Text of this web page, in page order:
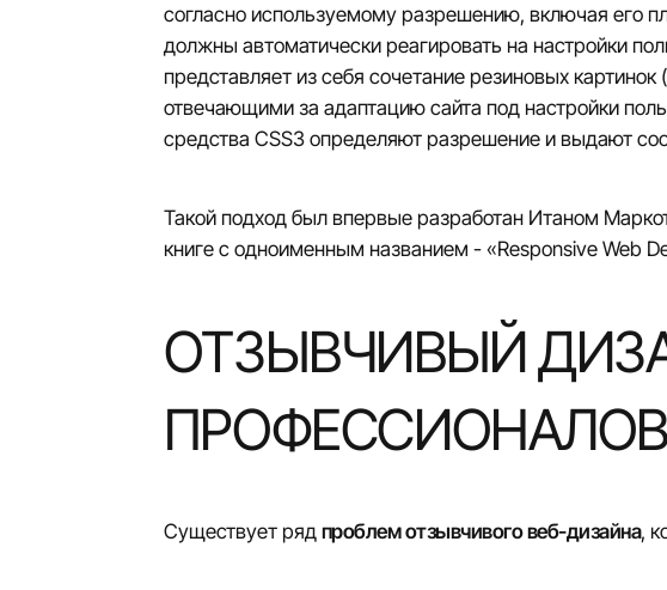
согласно используемому разрешению, включая его
должны автоматически реагировать на настройки
представляет из себя сочетание резиновых
отвечающими за адаптацию сайта под настройки
средства CSS3 определяют разрешение и выдают
Такой подход был впервые разработан Итаном
книге с одноименным названием - «Responsive Web
ОТЗЫВЧИВЫЙ
ПРОФЕССИОНАЛОВ
Существует ряд проблем отзывчивого веб-дизайна,